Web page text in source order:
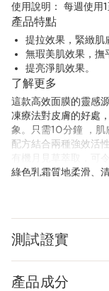
使用說明： 每週使用
產品特點
提拉效果，緊緻肌
無瑕美肌效果，撫
提亮淨肌效果。
了解更多
這款高效面膜的靈感
凍療法對皮膚的好處
象。只需10分鐘 ，肌
配方結合兩種強效活
有機月見草萃取，可
綠色乳霜質地柔滑、
強效的冷凍修護效果
Cryo-Starter
學與植物成分 —
低溫刺激肌膚細胞更
Clarins Plus
呈湖水綠色的凝膠乳
測試證實
產品成分